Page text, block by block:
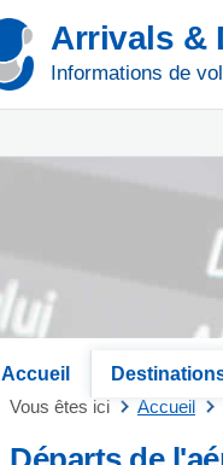
Arrivals &
Informations de
Accueil
Vous êtes ici
Accueil